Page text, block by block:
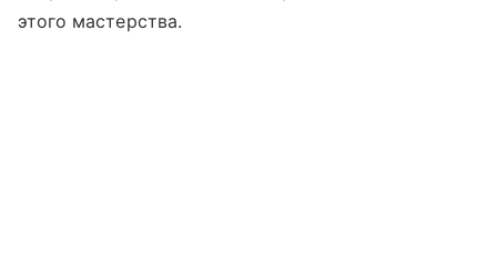
этого мастерства.